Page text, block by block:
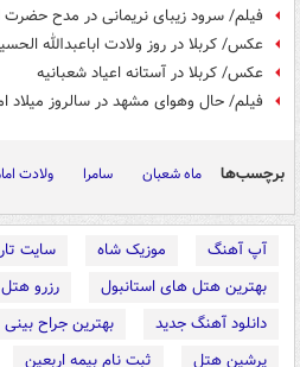
فیلم/ سرود زیبای نریمانی در مدح حضرت
عکس/ کربلا در روز ولادت اباعبدالله
عکس/ کربلا در آستانه اعیاد شعبانیه
فیلم/ حال وهوای مشهد در سالروز میلاد
برچسب‌ها ماه شعبان سامرا ولادت
آپ آهنگ موزیک شاه
سایت
بهترین هتل های استانبول
رزرو
دانلود آهنگ جدید
بهترین جراح
پرشین هتل
ثبت نام بیمه اربعین